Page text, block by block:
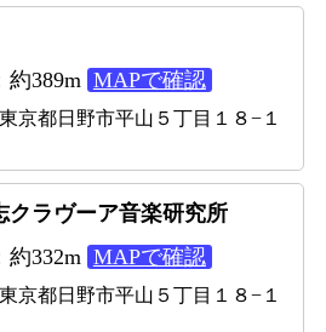
約389m MAPで確認
京都日野市平山５丁目１８−１
クラヴーア音楽研究所
約332m MAPで確認
京都日野市平山５丁目１８−１